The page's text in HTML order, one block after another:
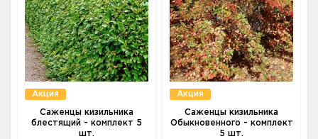
Акция
Саженцы кизильника
блестящий - комплект 5
шт.
Акция
Саженцы кизильника
Обыкновенного - комплект
5 шт.